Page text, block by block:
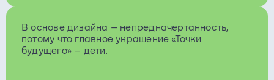
В основе дизайна – непредначертанность,
потому что главное украшение «Точки
будущего» – дети.